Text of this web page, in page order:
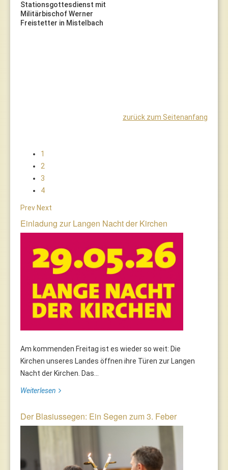
Stationsgottesdienst mit
Militärbischof Werner
Freistetter in Mistelbach
zurück zum Seitenanfang
1
2
3
4
Prev Next
Einladung zur Langen Nacht der Kirchen
Am kommenden Freitag ist es wieder so weit: Die
Kirchen unseres Landes öffnen ihre Türen zur Langen
Nacht der Kirchen. Das...
Weiterlesen
Der Blasiussegen: Ein Segen zum 3. Feber